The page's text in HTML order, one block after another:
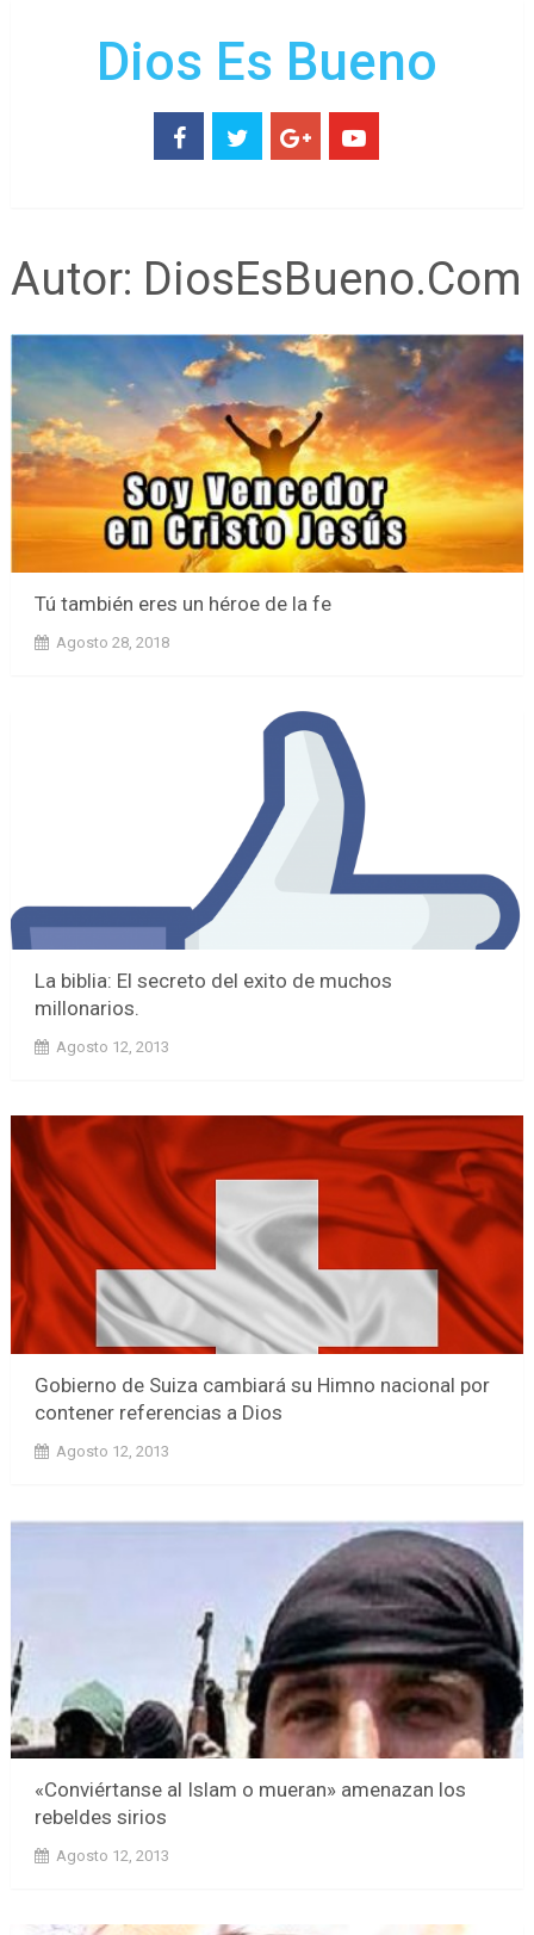
Dios Es Bueno
Autor: DiosEsBueno.Com
Tú también eres un héroe de la fe
Agosto 28, 2018
La biblia: El secreto del exito de muchos
millonarios.
Agosto 12, 2013
Gobierno de Suiza cambiará su Himno nacional por
contener referencias a Dios
Agosto 12, 2013
«Conviértanse al Islam o mueran» amenazan los
rebeldes sirios
Agosto 12, 2013